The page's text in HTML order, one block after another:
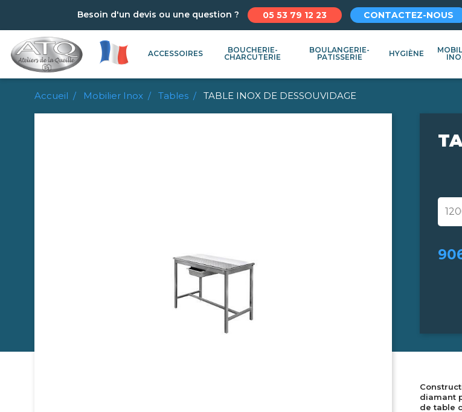
Besoin d'un devis ou une question ? 05 53 79 12 23 CONTACTEZ-NOUS
ACCESSOIRES
BOUCHERIE-
CHARCUTERIE
BOULANGERIE-
PATISSERIE
HYGIÈNE
Accueil Mobilier Inox Tables TABLE INOX DE DESSOUVIDAGE
diamant
de table